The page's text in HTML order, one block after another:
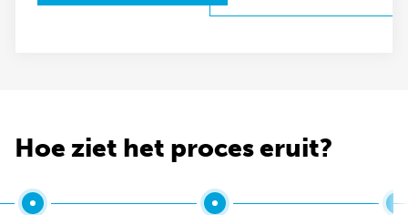
Hoe ziet het proces eruit?